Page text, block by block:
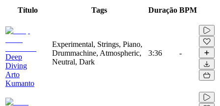
Título Tags Duração BPM
Deep
Diving
Arto
Kumanto
Experimental, Strings, Piano,
Drummachine, Atmospheric,
Neutral, Dark
3:36 -